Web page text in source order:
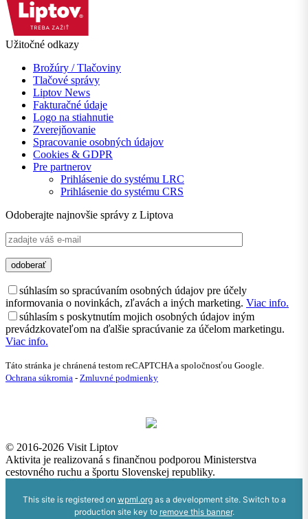
Užitočné odkazy
Brožúry / Tlačoviny
Tlačové správy
Liptov News
Fakturačné údaje
Logo na stiahnutie
Zverejňovanie
Spracovanie osobných údajov
Cookies & GDPR
Pre partnerov
Prihlásenie do systému LRC
Prihlásenie do systému CRS
Odoberajte najnovšie správy z Liptova
súhlasím so spracúvaním osobných údajov pre účely
informovania o novinkách, zľavách a iných marketing. Viac info.
súhlasím s poskytnutím mojich osobných údajov iným
prevádzkovateľom na ďalšie spracúvanie za účelom marketingu.
Viac info.
Táto stránka je chránená testom reCAPTCHA a spoločnosťou Google.
Ochrana súkromia - Zmluvné podmienky
© 2016-2026 Visit Liptov
Aktivita je realizovaná s finančnou podporou Ministerstva
cestovného ruchu a športu Slovenskej republiky.
This site is registered on wpml.orgas a development site. Switch to a
production site key to remove this banner.